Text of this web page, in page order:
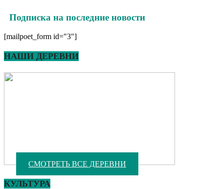
Подписка на последние новости
[mailpoet_form id="3"]
НАШИ ДЕРЕВНИ
СМОТРЕТЬ ВСЕ ДЕРЕВНИ
КУЛЬТУРА